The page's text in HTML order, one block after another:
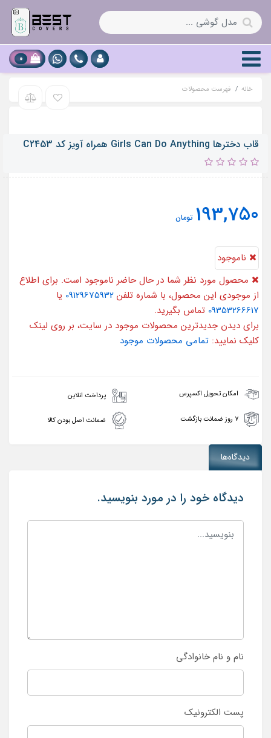
0
خانه فهرست محصولات
قاب دخترها Girls Can Do Anything همراه آویز کد C2453
193,750 تومان
ناموجود
محصول مورد نظر شما در حال حاضر ناموجود است. برای اطلاع
از موجودی این محصول، با شماره تلفن 09129675932 یا
09353266617 تماس بگیرید.
برای دیدن جدیدترین محصولات موجود در سایت، بر روی لینک
کلیک نمایید: تمامی محصولات موجود
امکان تحویل اکسپرس پرداخت انلاین
۷ روز ضمانت بازگشت ضمانت اصل بودن کالا
دیدگاه‌ها
دیدگاه خود را در مورد بنویسید.
نام و نام خانوادگی
پست الکترونیک